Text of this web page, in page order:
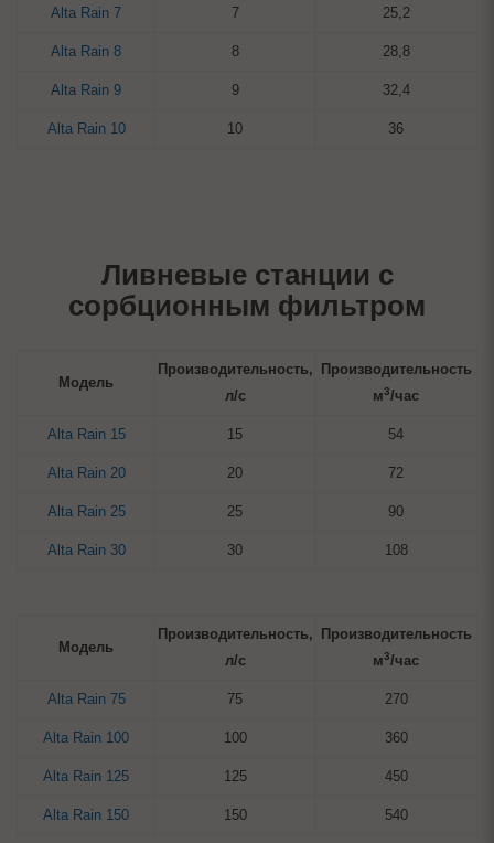
Alta Rain 7 7 25,2
Alta Rain 8 8 28,8
Alta Rain 9 9 32,4
Alta Rain 10 10 36
Ливневые станции с
сорбционным фильтром
Модель
Производительность,
л/с
Производительность
м3/час
Alta Rain 15 15 54
Alta Rain 20 20 72
Alta Rain 25 25 90
Alta Rain 30 30 108
Модель
Производительность,
л/с
Производительность
м3/час
Alta Rain 75 75 270
Alta Rain 100 100 360
Alta Rain 125 125 450
Alta Rain 150 150 540